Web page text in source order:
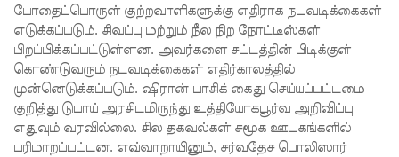
பங்களா
தேஷில்
மீண்டும்
பதற்றம்!
லாஃப்ஸ்
போதைப்பொருள் குற்றவாளிகளுக்கு எதிராக நடவடிக்கைகள்
எடுக்கப்படும். சிவப்பு மற்றும் நீல நிற நோட்டீஸ்கள்
பிறப்பிக்கப்பட்டுள்ளன. அவர்களை சட்டத்தின் பிடிக்குள்
கொண்டுவரும் நடவடிக்கைகள் எதிர்காலத்தில்
முன்னெடுக்கப்படும். ஷிரான் பாசிக் கைது செய்யப்பட்டமை
குறித்து டுபாய் அரசிடமிருந்து உத்தியோகபூர்வ அறிவிப்பு
எதுவும் வரவில்லை. சில தகவல்கள் சமூக ஊடகங்களில்
பரிமாறப்பட்டன. எவ்வாறாயினும், சர்வதேச பொலிஸார்